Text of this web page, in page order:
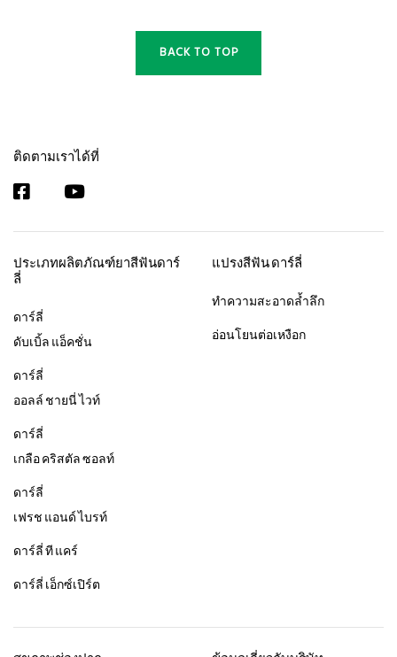
BACK TO TOP
ติดตามเราได้ที่
ประเภทผลิตภัณฑ์ยาสีฟันดาร์
ลี่
ดาร์ลี่
ดับเบิ้ล แอ็คชั่น
ดาร์ลี่
ออลล์ ชายนี่ ไวท์
ดาร์ลี่
เกลือ คริสตัล ซอลท์
ดาร์ลี่
เฟรช แอนด์ ไบรท์
ดาร์ลี่ ที แคร์
ดาร์ลี่ เอ็กซ์เปิร์ต
แปรงสีฟัน ดาร์ลี่
ทำความสะอาดล้ำลึก
อ่อนโยนต่อเหงือก